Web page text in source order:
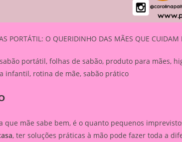
PORTÁTIL: O QUERIDINHO DAS MÃES QUE CUIDAM
sabão portátil, folhas de sabão, produto para mães,
infantil, rotina de mãe, sabão prático
que mãe sabe bem, é o quanto pequenos
, ter soluções práticas à mão pode fazer toda a